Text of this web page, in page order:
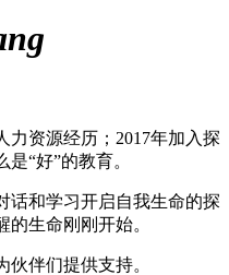
力资源经历；2017年加入探
“好”的教育。
话和学习开启自我生命的探
生命刚刚开始。
伙伴们提供支持。